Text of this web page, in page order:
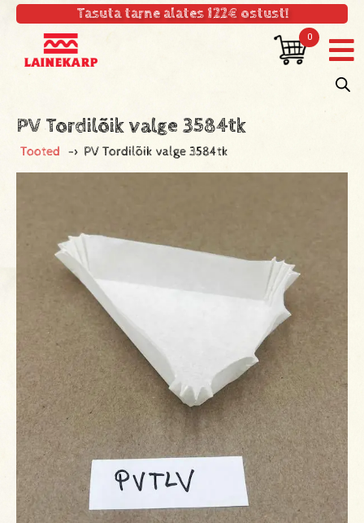
Tasuta tarne alates 122€ ostust!
0
PV Tordilõik valge 3584tk
Tooted -> PV Tordilõik valge 3584tk